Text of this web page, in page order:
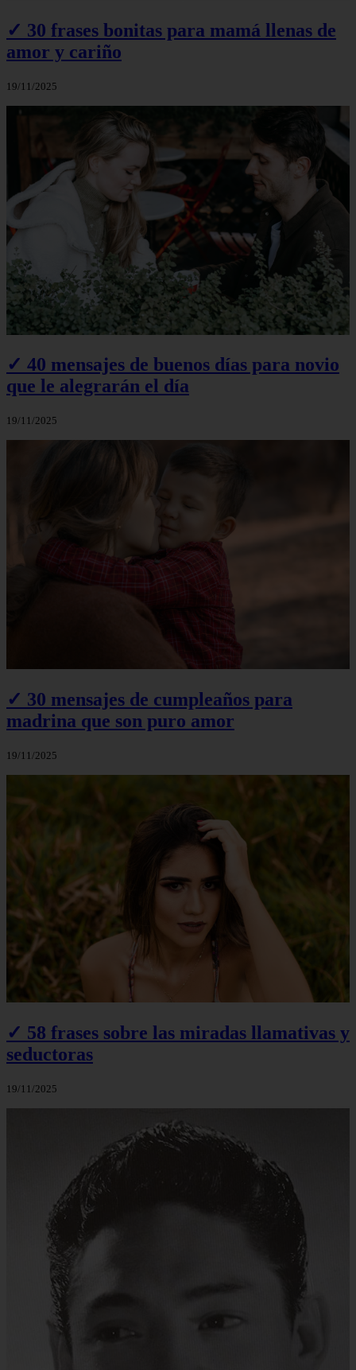
✓ 30 frases bonitas para mamá llenas de
amor y cariño
19/11/2025
✓ 40 mensajes de buenos días para novio
que le alegrarán el día
19/11/2025
✓ 30 mensajes de cumpleaños para
madrina que son puro amor
19/11/2025
✓ 58 frases sobre las miradas llamativas y
seductoras
19/11/2025